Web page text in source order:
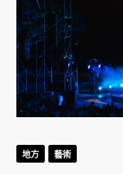
地方 藝術